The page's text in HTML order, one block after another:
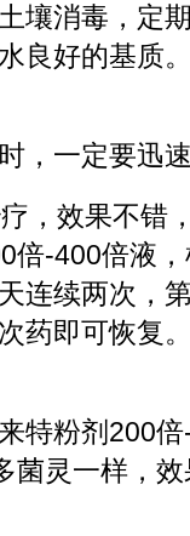
壤消毒，定
良好的基质
一定要迅
效果不错
倍-400倍液
连续两次，
药即可恢复
粉剂200倍
菌灵一样，